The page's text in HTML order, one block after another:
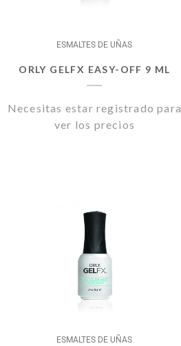
ESMALTES DE UÑAS
ORLY GELFX EASY-OFF 9 ML
Necesitas estar registrado para
ver los precios
ESMALTES DE UÑAS